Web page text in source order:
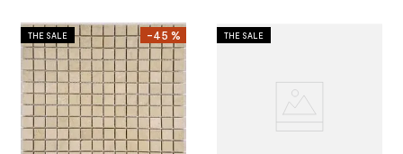
-45 %
THE SALE THE SALE